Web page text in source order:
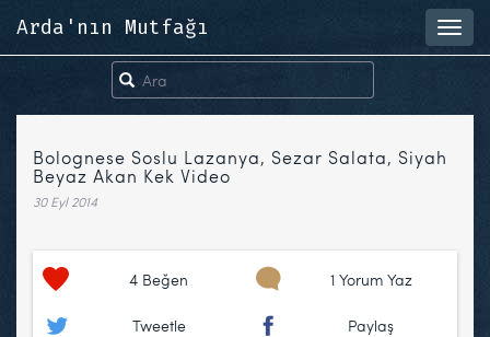
Arda'nın Mutfağı
Bolognese Soslu Lazanya, Sezar Salata, Siyah
Beyaz Akan Kek Video
30 Eyl 2014
4 Beğen 1 Yorum Yaz
Tweetle Paylaş